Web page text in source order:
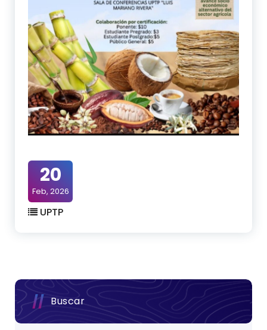
20
Feb, 2026
UPTP
Buscar